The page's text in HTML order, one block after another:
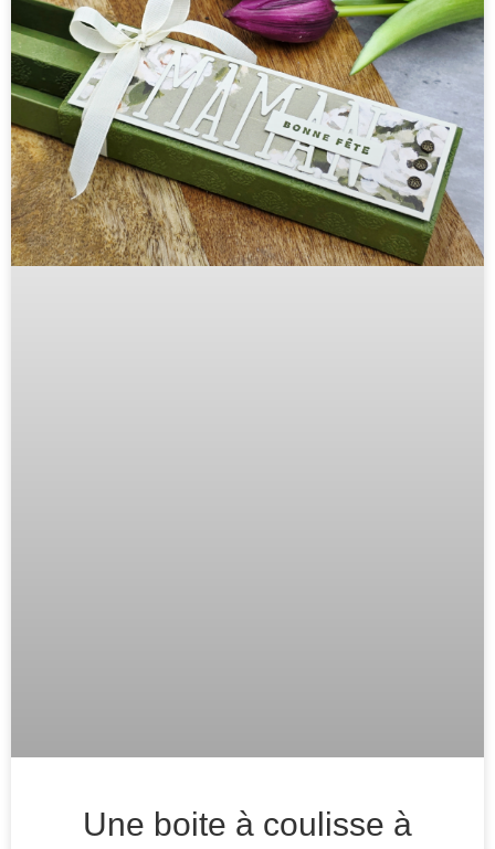
Une boite à coulisse à